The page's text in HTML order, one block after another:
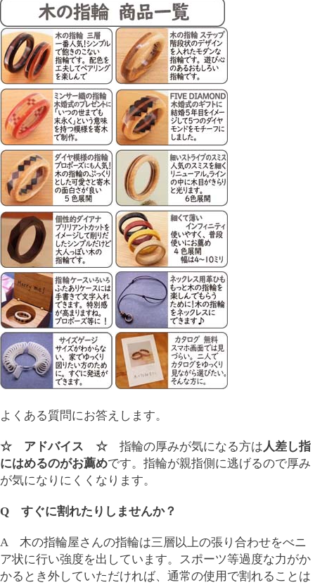
よくある質問にお答えします。
☆ アドバイス ☆ 指輪の厚みが気になる方は人差し指
にはめるのがお薦めです。指輪が親指側に逃げるので厚み
が気になりにくくなります。
Q すぐに割れたりしませんか？
A 木の指輪屋さんの指輪は三層以上の張り合わせをべニ
ア状に行い強度を出しています。スポーツ等過度な力がか
かるとき外していただければ、通常の使用で割れることは